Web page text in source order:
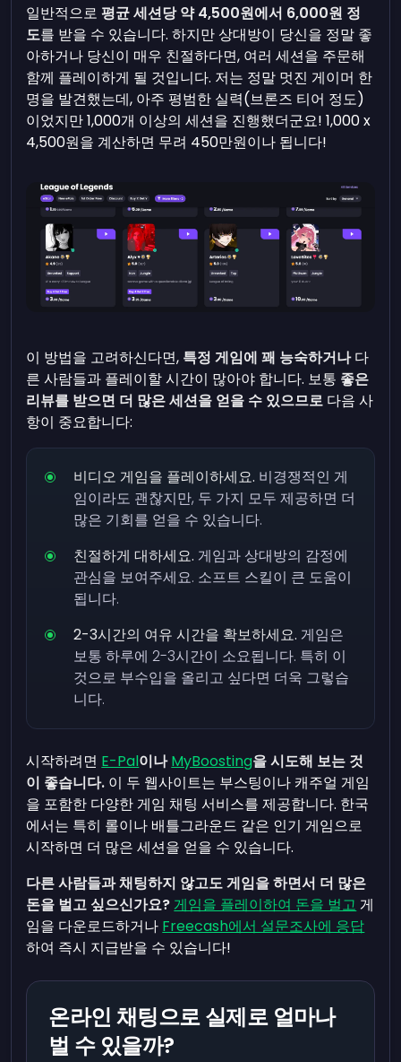
일반적으로평균 세션당 약 4,500원에서 6,000원 정
도를 받을 수 있습니다. 하지만 상대방이 당신을 정말 좋
아하거나 당신이 매우 친절하다면, 여러 세션을 주문해
함께 플레이하게 될 것입니다. 저는 정말 멋진 게이머 한
명을 발견했는데, 아주 평범한 실력(브론즈 티어 정도)
이었지만 1,000개 이상의 세션을 진행했더군요! 1,000 x
4,500원을 계산하면 무려 450만원이나 됩니다!
이 방법을 고려하신다면, 특정 게임에 꽤 능숙하거나다
른 사람들과 플레이할 시간이 많아야 합니다. 보통 좋은
리뷰를 받으면 더 많은 세션을 얻을 수 있으므로 다음 사
항이 중요합니다:
비디오 게임을 플레이하세요. 비경쟁적인 게
임이라도 괜찮지만, 두 가지 모두 제공하면 더
많은 기회를 얻을 수 있습니다.
친절하게 대하세요. 게임과 상대방의 감정에
관심을 보여주세요. 소프트 스킬이 큰 도움이
됩니다.
2-3시간의 여유 시간을 확보하세요. 게임은
보통 하루에 2-3시간이 소요됩니다. 특히 이
것으로 부수입을 올리고 싶다면 더욱 그렇습
니다.
시작하려면 E-Pal이나MyBoosting을 시도해 보는 것
이 좋습니다. 이 두 웹사이트는 부스팅이나 캐주얼 게임
을 포함한 다양한 게임 채팅 서비스를 제공합니다. 한국
에서는 특히 롤이나 배틀그라운드 같은 인기 게임으로
시작하면 더 많은 세션을 얻을 수 있습니다.
다른 사람들과 채팅하지 않고도 게임을 하면서 더 많은
돈을 벌고 싶으신가요? 게임을 플레이하여 돈을 벌고 게
임을 다운로드하거나 Freecash에서 설문조사에 응답
하여 즉시 지급받을 수 있습니다!
온라인 채팅으로 실제로 얼마나
벌 수 있을까?